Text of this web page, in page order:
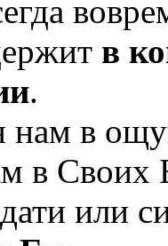
в
.
нам в
в Своих
или